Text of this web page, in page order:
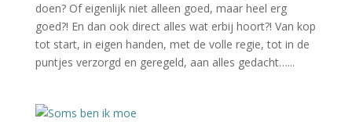
doen? Of eigenlijk niet alleen goed, maar heel erg
goed?! En dan ook direct alles wat erbij hoort?! Van kop
tot start, in eigen handen, met de volle regie, tot in de
puntjes verzorgd en geregeld, aan alles gedacht…...